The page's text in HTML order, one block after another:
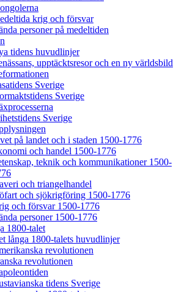
krig och försvar
personer på medeltiden
tidens huvudlinjer
upptäcktsresor och en ny världsbild
Sverige
Sverige
Sverige
på landet och i staden 1500-1776
och handel 1500-1776
teknik och kommunikationer 1500-
och triangelhandel
och sjökrigföring 1500-1776
och försvar 1500-1776
personer 1500-1776
1800-talet
långa 1800-talets huvudlinjer
revolutionen
revolutionen
tidens Sverige